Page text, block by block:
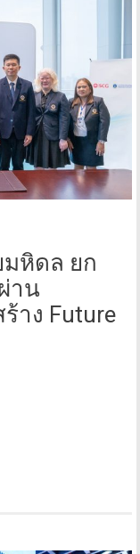
หิดล ยก
าน
าง Future